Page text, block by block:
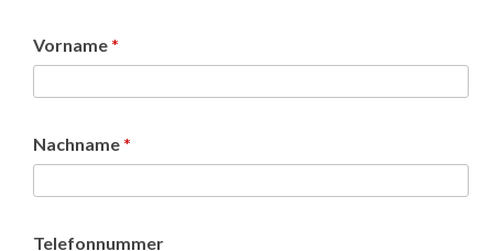
Vorname *
Nachname *
Telefonnummer